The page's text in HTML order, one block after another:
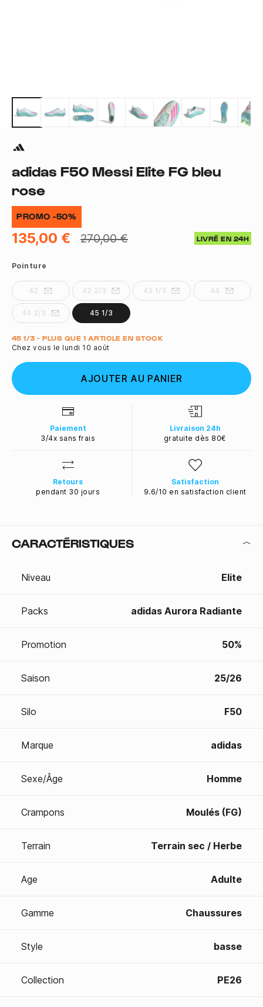
adidas F50 Messi Elite FG bleu
rose
PROMO -50%
135,00 € 270,00 € LIVRÉ EN 24H
Pointure
42 42 2/3 43 1/3 44
44 2/3 45 1/3
Quantité
45 1/3 - PLUS QUE 1 ARTICLE EN STOCK
Chez vous le lundi 10 août
AJOUTER AU PANIER
Paiement
3/4x sans frais
Livraison 24h
gratuite dès 80€
Retours
pendant 30 jours
Satisfaction
9.6/10 en satisfaction client
CARACTÉRISTIQUES
Niveau Elite
Packs adidas Aurora Radiante
Promotion 50%
Saison 25/26
Silo F50
Marque adidas
Sexe/Âge Homme
Crampons Moulés (FG)
Terrain Terrain sec / Herbe
Age Adulte
Gamme Chaussures
Style basse
Collection PE26